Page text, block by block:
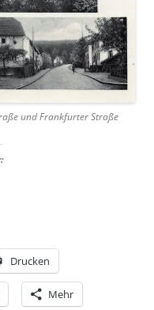
und Frankfurter Straße
Drucken
Mehr